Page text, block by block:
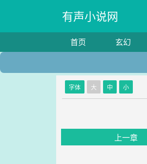
有声小说网
首页 玄幻
字体 大 中 小
上一章